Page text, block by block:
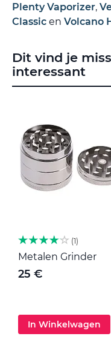
Plenty Vaporizer,
Classic en Volcano
Dit vind je
interessant
1
Metalen Grinder
25 €
In Winkelwagen